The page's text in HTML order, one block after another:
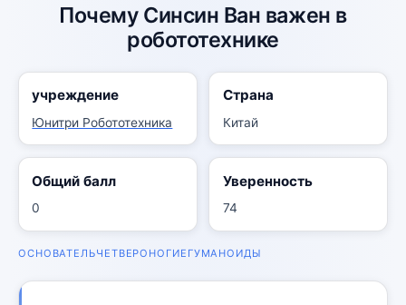
Почему Синсин Ван важен в
робототехнике
учреждение
Юнитри Робототехника
Страна
Китай
Общий балл
0
Уверенность
74
ОСНОВАТЕЛЬЧЕТВЕРОНОГИЕ ГУМАНОИДЫ